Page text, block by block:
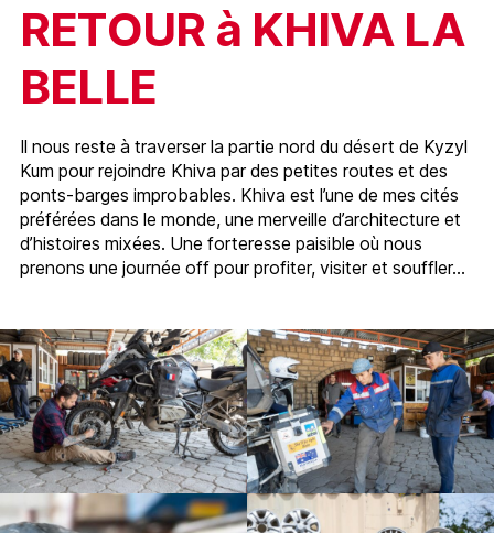
RETOUR à KHIVA LA
BELLE
Il nous reste à traverser la partie nord du désert de Kyzyl
Kum pour rejoindre Khiva par des petites routes et des
ponts-barges improbables. Khiva est l’une de mes cités
préférées dans le monde, une merveille d’architecture et
d’histoires mixées. Une forteresse paisible où nous
prenons une journée off pour profiter, visiter et souffler…